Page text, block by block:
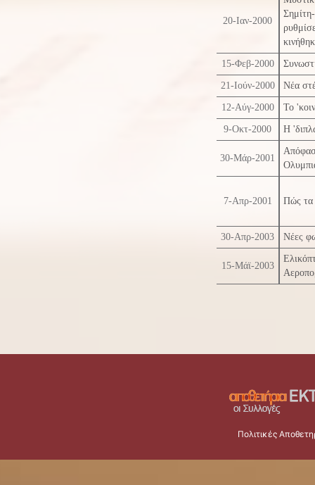
20-Ιαν-2000
15-Φεβ-2000
21-Ιούν-2000 Νέα
12-Αύγ-2000 Το
9-Οκτ-2000 Η
30-Μάρ-2001
7-Απρ-2001 Πώς τα
30-Απρ-2003 Νέες
15-Μάϊ-2003